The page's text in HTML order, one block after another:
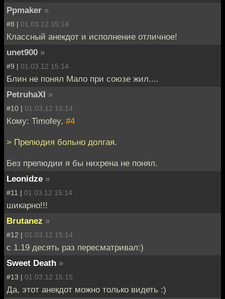
Ppmaker »
#8 | 01.03.12 15:14
Классный анекдот и исполнение отличное!
unet900 »
#9 | 01.03.12 15:14
Блин не понял Мало при союзе жил....
PetruhaXI »
#10 | 01.03.12 15:14
Кому: Timofey, #4
> Прелюдия больно долгая.
Без прелюдии я бы нихрена не понял.
Leonidze »
#11 | 01.03.12 15:14
шикарно!!!
Brutanez »
#12 | 01.03.12 15:14
с 1.19 десять раз пересматривал:)
Sweet Death »
#13 | 01.03.12 15:15
Да, этот анекдот можно только видеть :)